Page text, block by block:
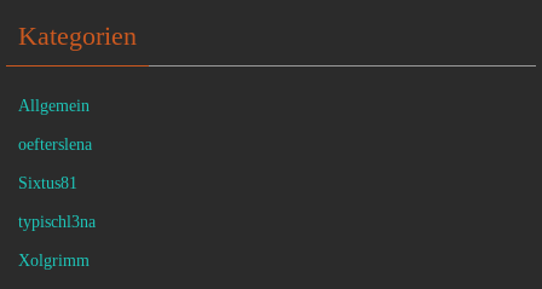
Kategorien
Allgemein
oefterslena
Sixtus81
typischl3na
Xolgrimm